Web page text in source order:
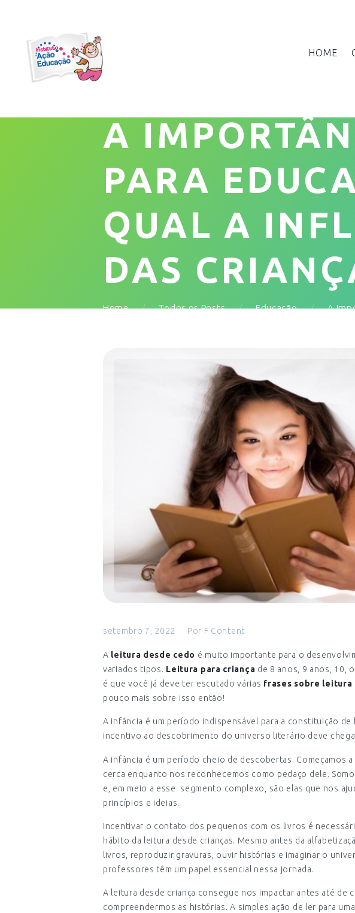
HOME
A
PARA
QUAL A
DAS
Home Todos os Posts Educação A
setembro 7, 2022 Por F Content
A leitura desde cedo é muito importante para o
variados tipos. Leitura para criança de 8 anos, 9 anos, 10,
é que você já deve ter escutado várias frases sobre leitura
pouco mais sobre isso então!
A infância é um período indispensável para a constituição
incentivo ao descobrimento do universo literário deve
A infância é um período cheio de descobertas. Começamos
cerca enquanto nos reconhecemos como pedaço dele.
e, em meio a esse segmento complexo, são elas que nos
princípios e ideias.
Incentivar o contato dos pequenos com os livros é
hábito da leitura desde crianças. Mesmo antes da
livros, reproduzir gravuras, ouvir histórias e imaginar o
professores têm um papel essencial nessa jornada.
A leitura desde criança consegue nos impactar antes até de
compreendermos as histórias. A simples ação de ler para